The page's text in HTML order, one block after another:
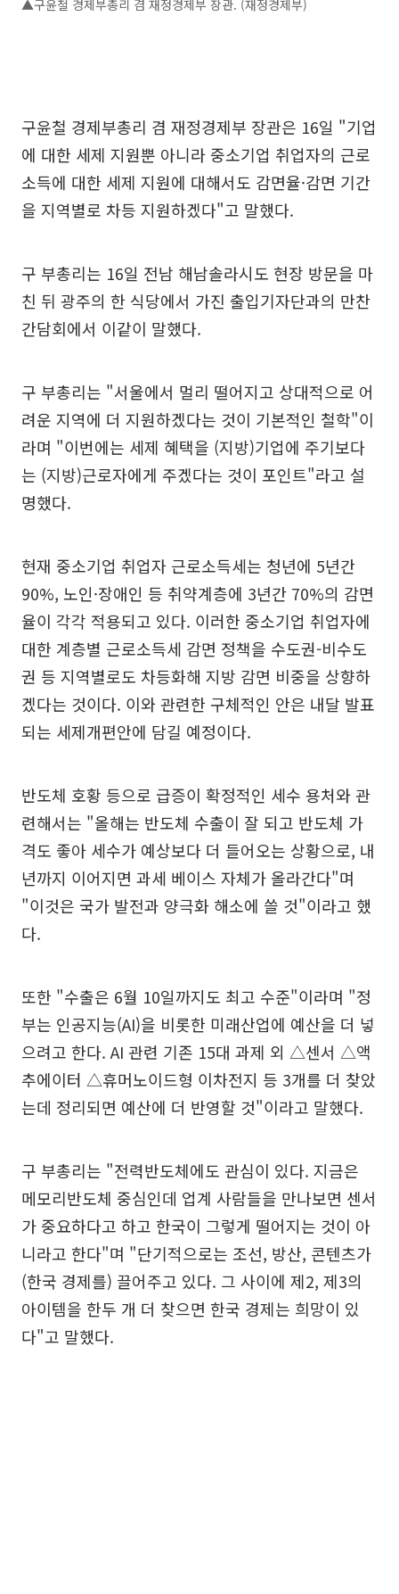
▲구윤철 경제부총리 겸 재정경제부 장관. (재정경제부)
구윤철 경제부총리 겸 재정경제부 장관은 16일 "기업
에 대한 세제 지원뿐 아니라 중소기업 취업자의 근로
소득에 대한 세제 지원에 대해서도 감면율·감면 기간
을 지역별로 차등 지원하겠다"고 말했다.
구 부총리는 16일 전남 해남솔라시도 현장 방문을 마
친 뒤 광주의 한 식당에서 가진 출입기자단과의 만찬
간담회에서 이같이 말했다.
구 부총리는 "서울에서 멀리 떨어지고 상대적으로 어
려운 지역에 더 지원하겠다는 것이 기본적인 철학"이
라며 "이번에는 세제 혜택을 (지방)기업에 주기보다
는 (지방)근로자에게 주겠다는 것이 포인트"라고 설
명했다.
현재 중소기업 취업자 근로소득세는 청년에 5년간
90%, 노인·장애인 등 취약계층에 3년간 70%의 감면
율이 각각 적용되고 있다. 이러한 중소기업 취업자에
대한 계층별 근로소득세 감면 정책을 수도권-비수도
권 등 지역별로도 차등화해 지방 감면 비중을 상향하
겠다는 것이다. 이와 관련한 구체적인 안은 내달 발표
되는 세제개편안에 담길 예정이다.
반도체 호황 등으로 급증이 확정적인 세수 용처와 관
련해서는 "올해는 반도체 수출이 잘 되고 반도체 가
격도 좋아 세수가 예상보다 더 들어오는 상황으로, 내
년까지 이어지면 과세 베이스 자체가 올라간다"며
"이것은 국가 발전과 양극화 해소에 쓸 것"이라고 했
다.
또한 "수출은 6월 10일까지도 최고 수준"이라며 "정
부는 인공지능(AI)을 비롯한 미래산업에 예산을 더 넣
으려고 한다. AI 관련 기존 15대 과제 외 △센서 △액
추에이터 △휴머노이드형 이차전지 등 3개를 더 찾았
는데 정리되면 예산에 더 반영할 것"이라고 말했다.
구 부총리는 "전력반도체에도 관심이 있다. 지금은
메모리반도체 중심인데 업계 사람들을 만나보면 센서
가 중요하다고 하고 한국이 그렇게 떨어지는 것이 아
니라고 한다"며 "단기적으로는 조선, 방산, 콘텐츠가
(한국 경제를) 끌어주고 있다. 그 사이에 제2, 제3의
아이템을 한두 개 더 찾으면 한국 경제는 희망이 있
다"고 말했다.